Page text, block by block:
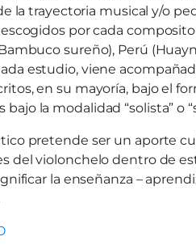
la trayectoria musical y/o
por cada
sureño), Perú
estudio, viene
en su mayoría, bajo el
la modalidad “solista” o
pretende ser un aporte
del violonchelo dentro de
la enseñanza –